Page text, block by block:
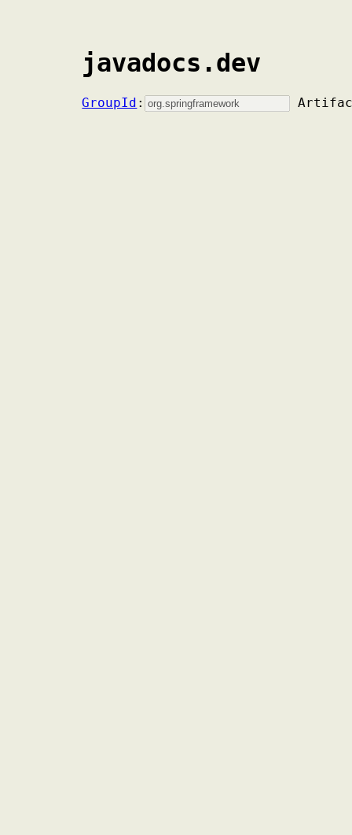
javadocs.dev
GroupId :